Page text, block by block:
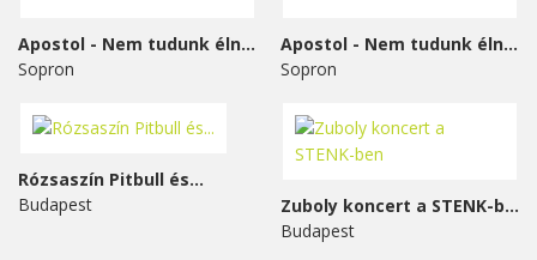
Apostol - Nem tudunk élni...
Sopron
Apostol - Nem tudunk élni...
Sopron
Rózsaszín Pitbull és...
Budapest
Zuboly koncert a STENK-ben
Budapest